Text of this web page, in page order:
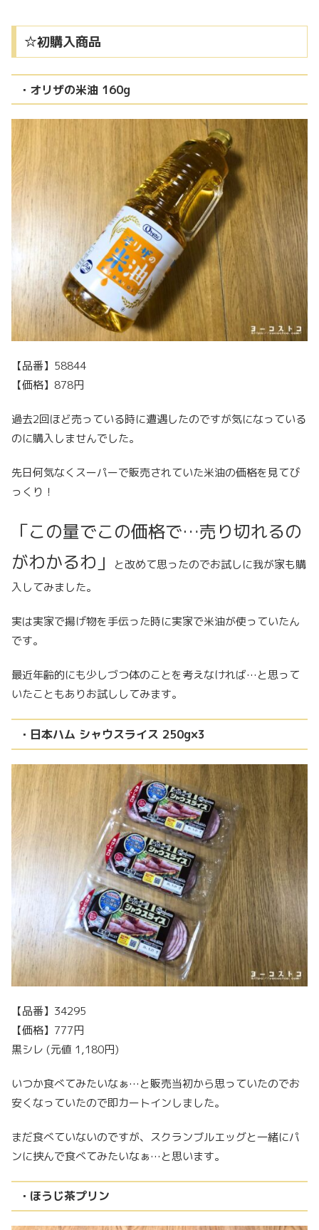
☆初購入商品
・オリザの米油 160g
【品番】58844
【価格】878円
過去2回ほど売っている時に遭遇したのですが気になっている
のに購入しませんでした。
先日何気なくスーパーで販売されていた米油の価格を見てび
っくり！
「この量でこの価格で…売り切れるの
がわかるわ」
と改めて思ったのでお試しに我が家も購
入してみました。
実は実家で揚げ物を手伝った時に実家で米油が使っていたん
です。
最近年齢的にも少しづつ体のことを考えなければ…と思って
いたこともありお試ししてみます。
・日本ハム シャウスライス 250g×3
【品番】34295
【価格】777円
黒シレ (元値 1,180円)
いつか食べてみたいなぁ…と販売当初から思っていたのでお
安くなっていたので即カートインしました。
まだ食べていないのですが、スクランブルエッグと一緒にパ
ンに挟んで食べてみたいなぁ…と思います。
・ほうじ茶プリン